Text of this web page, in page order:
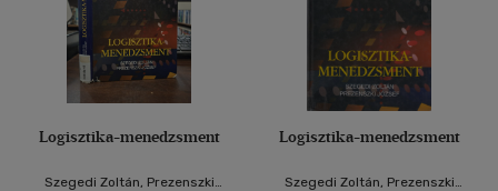
Logisztika-menedzsment
Szegedi Zoltán, Prezenszki
Logisztika-menedzsment
Szegedi Zoltán, Prezenszki